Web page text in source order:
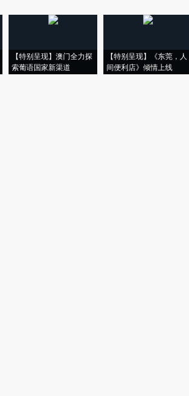
【特别呈现】澳门全力探
索葡语国家新渠道
【特别呈现】《东莞，人
间便利店》倾情上线